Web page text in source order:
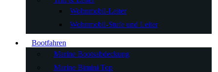
Wohnmobil-Leiter
Wohnmobil-Stufe und Leiter
Bootfahren
Marine Bootsabdeckung
Marine Bimini Top